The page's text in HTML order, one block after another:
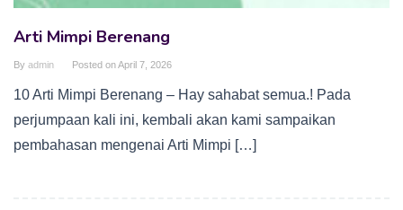
Arti Mimpi Berenang
By admin Posted onApril 7, 2026
10 Arti Mimpi Berenang – Hay sahabat semua.! Pada
perjumpaan kali ini, kembali akan kami sampaikan
pembahasan mengenai Arti Mimpi […]